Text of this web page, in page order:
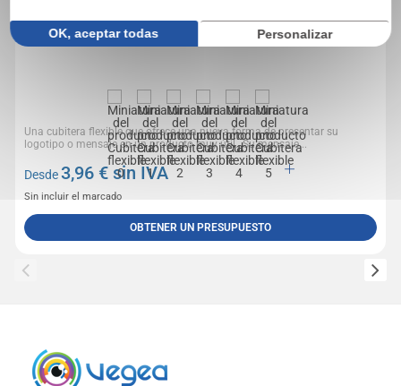
Una cubitera flexible que ofrece una nueva forma de presentar su
logotipo o mensaje en un producto muy útil., Su mensaje...
Desde3,96 € sin IVA
Sin incluir el marcado
OBTENER UN PRESUPUESTO
OK, aceptar todas Personalizar